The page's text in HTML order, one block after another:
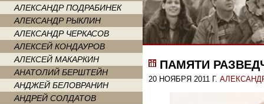
АЛЕКСАНДР ПОДРАБИНЕК
АЛЕКСАНДР РЫКЛИН
АЛЕКСАНДР ЧЕРКАСОВ
АЛЕКСЕЙ КОНДАУРОВ
АЛЕКСЕЙ МАКАРКИН
АНАТОЛИЙ БЕРШТЕЙН
АНДЖЕЙ БЕЛОВРАНИН
АНДРЕЙ СОЛДАТОВ
ПАМЯТИ
20 НОЯБРЯ 2011 Г.